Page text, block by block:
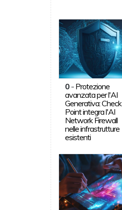
0- Protezione
avanzata per l'AI
Generativa: Check
Point integra l'AI
Network Firewall
nelle infrastrutture
esistenti